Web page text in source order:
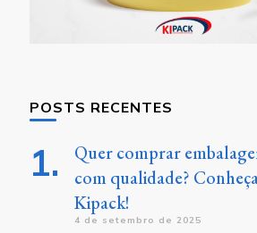
POSTS RECENTES
Quer comprar
com qualidade?
Kipack!
4 de setembro de 2025